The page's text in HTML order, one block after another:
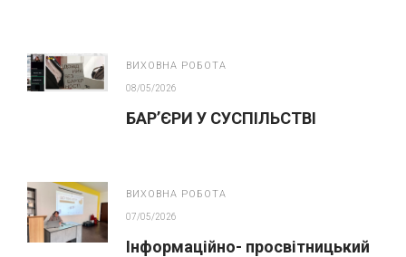
ВИХОВНА РОБОТА
08/05/2026
БАР’ЄРИ У СУСПІЛЬСТВІ
ВИХОВНА РОБОТА
07/05/2026
Інформаційно- просвітницький